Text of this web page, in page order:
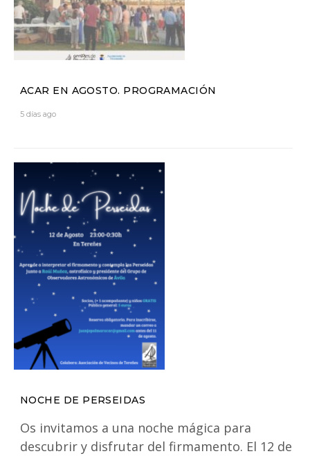
ACAR EN AGOSTO. PROGRAMACIÓN
5 días ago
NOCHE DE PERSEIDAS
Os invitamos a una noche mágica para
descubrir y disfrutar del firmamento. El 12 de